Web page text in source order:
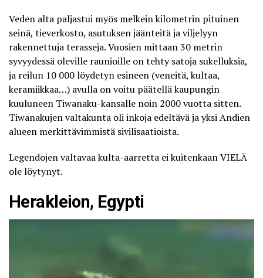
Veden alta paljastui myös melkein kilometrin pituinen
seinä, tieverkosto, asutuksen jäänteitä ja viljelyyn
rakennettuja terasseja. Vuosien mittaan 30 metrin
syvyydessä oleville raunioille on tehty satoja sukelluksia,
ja reilun 10 000 löydetyn esineen (veneitä, kultaa,
keramiikkaa…) avulla on voitu päätellä kaupungin
kuuluneen Tiwanaku-kansalle noin 2000 vuotta sitten.
Tiwanakujen valtakunta oli inkoja edeltävä ja yksi Andien
alueen merkittävimmistä sivilisaatioista.
Legendojen valtavaa kulta-aarretta ei kuitenkaan VIELÄ
ole löytynyt.
Herakleion, Egypti